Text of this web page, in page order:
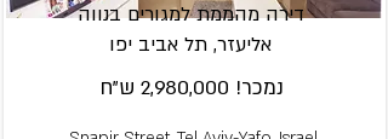
דירה מהממת למגורים בנווה
אליעזר, תל אביב יפו
נמכר! 2,980,000 ש"ח